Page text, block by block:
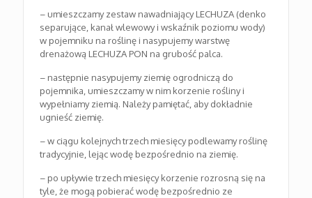
– umieszczamy zestaw nawadniający LECHUZA (denko
separujące, kanał wlewowy i wskaźnik poziomu wody)
w pojemniku na roślinę i nasypujemy warstwę
drenażową LECHUZA PON na grubość palca.
– następnie nasypujemy ziemię ogrodniczą do
pojemnika, umieszczamy w nim korzenie rośliny i
wypełniamy ziemią. Należy pamiętać, aby dokładnie
ugnieść ziemię.
– w ciągu kolejnych trzech miesięcy podlewamy roślinę
tradycyjnie, lejąc wodę bezpośrednio na ziemię.
– po upływie trzech miesięcy korzenie rozrosną się na
tyle, że mogą pobierać wodę bezpośrednio ze